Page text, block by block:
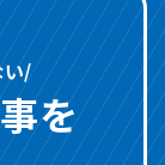
い/
を